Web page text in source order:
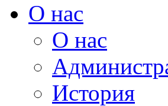
О нас
О нас
История